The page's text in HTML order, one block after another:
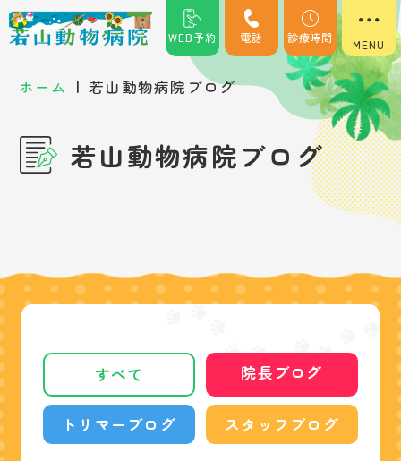
WEB予約 電話 診療時間
ホーム | 若山動物病院ブログ
若山動物病院ブログ
すべて 院長ブログ
トリマーブログ スタッフブログ